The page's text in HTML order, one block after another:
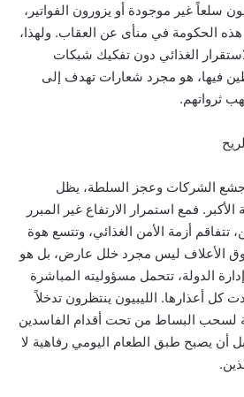
سلعاً غير موجودة أو يزورون الفواتير،
الحكومة في منأى عن العقاب. ولهذا،
الغذائي دون تفكيك شبكات
فيها، هو مجرد شعارات تهدف إلى
ثرواتهم.
الشركات وعجز السلطة، يظل
فمع استمرار الارتفاع غير المبرر
تتفاقم أزمة الأمن الغذائي، وتتسع هوة
الأعلاف ليس مجرد خلل عارض، بل هو
الدولة، تتحمل مسؤوليته المباشرة
كل أعذارها. الليبيون ينتظرون تدخلاً
لسحب البساط من تحت أقدام الفاسدين
أن يصبح طبق الطعام اليومي رفاهية لا